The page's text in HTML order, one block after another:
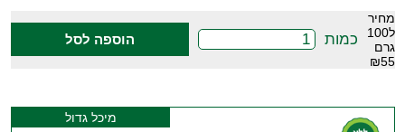
מחיר
ל100
גרם
₪55
כמות הוספה לסל
מיכל גדול